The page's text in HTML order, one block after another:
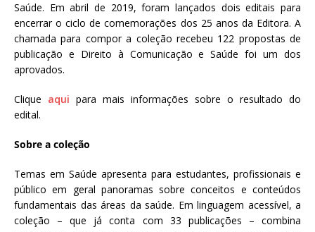
Saúde. Em abril de 2019, foram lançados dois editais para
encerrar o ciclo de comemorações dos 25 anos da Editora. A
chamada para compor a coleção recebeu 122 propostas de
publicação e Direito à Comunicação e Saúde foi um dos
aprovados.
Clique aqui para mais informações sobre o resultado do
edital.
Sobre a coleção
Temas em Saúde apresenta para estudantes, profissionais e
público em geral panoramas sobre conceitos e conteúdos
fundamentais das áreas da saúde. Em linguagem acessível, a
coleção – que já conta com 33 publicações – combina